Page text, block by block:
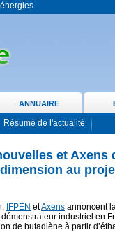
ANNUAIRE
Résumé de l'actualité
et Axens
au
IFPEN etAxens annoncent
industriel en
de butadiène à partir